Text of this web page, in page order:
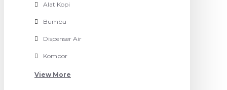
Alat Kopi
Bumbu
Dispenser Air
Kompor
View More